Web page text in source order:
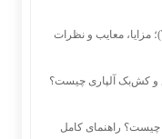
بررسی جامع بروکر ترندو (Trendo)؛ مزایا، معایب و نظرات
و کش‌بک آلپاری چیست؟
چیست؟ راهنمای کامل